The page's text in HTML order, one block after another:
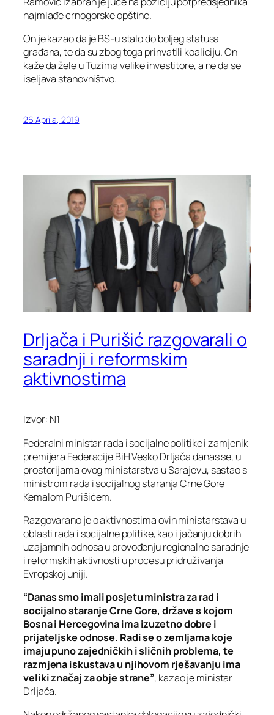
najmlađe crnogorske opštine.
On je kazao da je BS-u stalo do boljeg statusa
građana, te da su zbog toga prihvatili koaliciju. On
kaže da žele u Tuzima velike investitore, a ne da se
iseljava stanovništvo.
26 Aprila, 2019
Drljača i Purišić razgovarali o
saradnji i reformskim
aktivnostima
Izvor: N1
Federalni ministar rada i socijalne politike i zamjenik
premijera Federacije BiH Vesko Drljača danas se, u
prostorijama ovog ministarstva u Sarajevu, sastao s
ministrom rada i socijalnog staranja Crne Gore
Kemalom Purišićem.
Razgovarano je o aktivnostima ovih ministarstava u
oblasti rada i socijalne politike, kao i jačanju dobrih
uzajamnih odnosa u provođenju regionalne saradnje
i reformskih aktivnosti u procesu pridruživanja
Evropskoj uniji.
“Danas smo imali posjetu ministra za rad i
socijalno staranje Crne Gore, države s kojom
Bosna i Hercegovina ima izuzetno dobre i
prijateljske odnose. Radi se o zemljama koje
imaju puno zajedničkih i sličnih problema, te
razmjena iskustava u njihovom rješavanju ima
veliki značaj za obje strane”, kazao je ministar
Drljača.